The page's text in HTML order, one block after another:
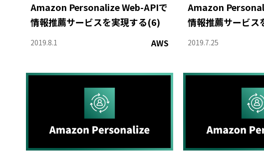
Amazon Personalize Web-APIで
情報推薦サービスを実現する(6)
2019.8.1 AWS
Amazon
情報推薦サービス
2019.7.25